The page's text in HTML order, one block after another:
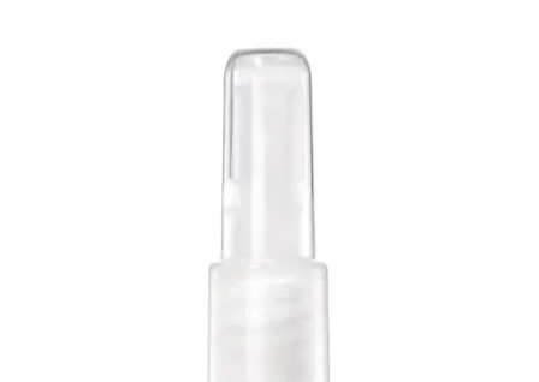
Seçim Kriterleri Hakkında Güncel Bilgiler
Sert Tırnak Törpüsü ve Ayak Bakımında Doğru
Sert tırnak törpüsü, kalın ve sert tırnakların şekillendirilmesinde etkili